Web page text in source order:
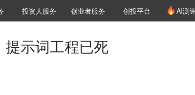
VClub投资机构库
投资机构职位推介
投资人服务 创投氪堂
创业者服务 创投平台 AI测
示词工程已死